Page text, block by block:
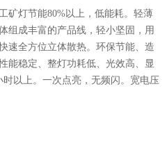
矿灯节能80%以上，低能耗。轻薄
组成丰富的产品线，轻小坚固，用
速全方位立体散热。环保节能、造
能稳定、整灯功耗低、光效高、显
以上。一次点亮，无频闪。宽电压